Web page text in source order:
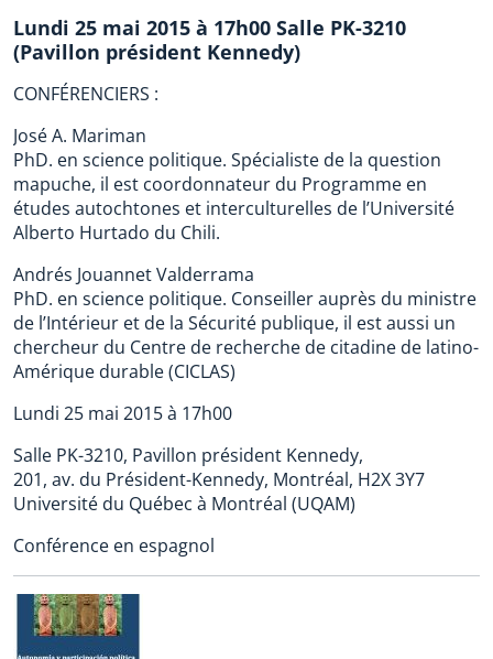
Lundi 25 mai 2015 à 17h00 Salle PK-3210
(Pavillon président Kennedy)
CONFÉRENCIERS :
José A. Mariman
PhD. en science politique. Spécialiste de la question
mapuche, il est coordonnateur du Programme en
études autochtones et interculturelles de l’Université
Alberto Hurtado du Chili.
Andrés Jouannet Valderrama
PhD. en science politique. Conseiller auprès du ministre
de l’Intérieur et de la Sécurité publique, il est aussi un
chercheur du Centre de recherche de citadine de latino-
Amérique durable (CICLAS)
Lundi 25 mai 2015 à 17h00
Salle PK-3210, Pavillon président Kennedy,
201, av. du Président-Kennedy, Montréal, H2X 3Y7
Université du Québec à Montréal (UQAM)
Conférence en espagnol